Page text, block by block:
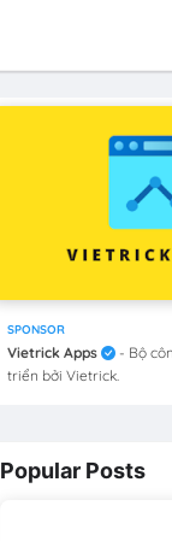
SPONSOR
Vietrick Apps
- Bộ
triển bởi Vietrick.
Popular Posts